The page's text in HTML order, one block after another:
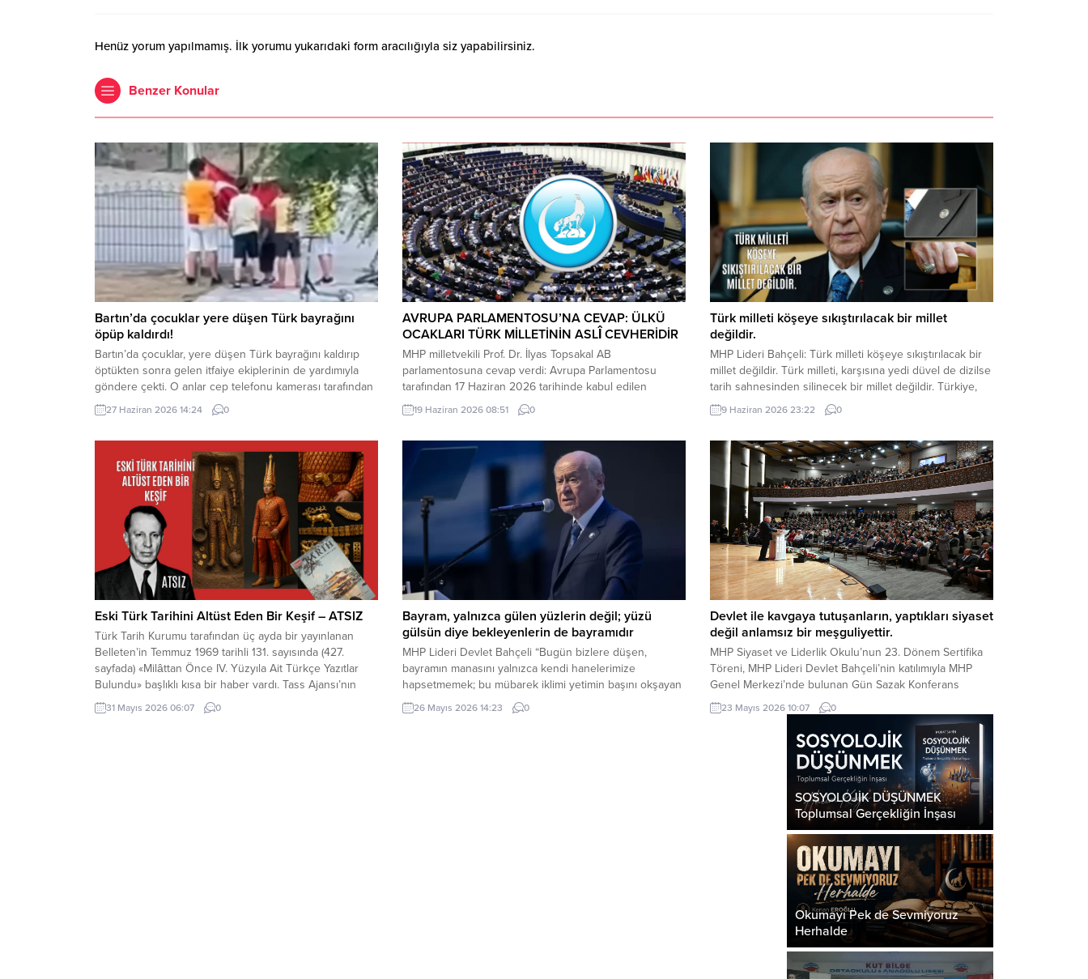
Henüz yorum yapılmamış. İlk yorumu yukarıdaki form aracılığıyla siz yapabilirsiniz.
Benzer Konular
Bartın’da çocuklar yere düşen Türk bayrağını
öpüp kaldırdı!
Bartın’da çocuklar, yere düşen Türk bayrağını kaldırıp
öptükten sonra gelen itfaiye ekiplerinin de yardımıyla
göndere çekti. O anlar cep telefonu kamerası tarafından
kaydedildi. Yerden kaldırıp öptüler Kemerköprü
Mahallesi’nde dün akşam saatlerinde Cumhuriyet Parkı
nedeniyle ipinin kopmasıyla yere düştü. Bu sırada parkta
oynayan çocuklar yere...
27 Haziran 2026 14:24 0
AVRUPA PARLAMENTOSU’NA CEVAP: ÜLKÜ
OCAKLARI TÜRK MİLLETİNİN ASLÎ CEVHERİDİR
MHP milletvekili Prof. Dr. İlyas Topsakal AB
parlamentosuna cevap verdi: Avrupa Parlamentosu
tarafından 17 Haziran 2026 tarihinde kabul edilen
Türkiye Raporu, teknik bir ilerleme belgesi olmaktan
ziyade, Türkiye-AB ilişkilerinin gerilimli fay hatlarını
alan bir siyasi pozisyon belgesi niteliğindedir. Raporun
içeriği, Türkiye’nin iç siyasi dengelerine...
19 Haziran 2026 08:51 0
Türk milleti köşeye sıkıştırılacak bir millet
değildir.
MHP Lideri Bahçeli: Türk milleti köşeye sıkıştırılacak bir
millet değildir. Türk milleti, karşısına yedi düvel de dizilse
tarih sahnesinden silinecek bir millet değildir. Türkiye,
ham hayaller kurulup çizilen haritaların kenarına
sıkıştırılacak, eline bir avuç toprak verilip denizlerinden
Grup Toplantısı’nda Türkiye’nin gündemine ve...
9 Haziran 2026 23:22 0
Eski Türk Tarihini Altüst Eden Bir Keşif – ATSIZ
Türk Tarih Kurumu tarafından üç ayda bir yayınlanan
Belleten’in Temmuz 1969 tarihli 131. sayısında (427.
sayfada) «Milâttan Önce IV. Yüzyıla Ait Türkçe Yazıtlar
Bulundu» başlıklı kısa bir haber vardı. Tass Ajansı’nın
Alma Ata kaynaklı bir haberinde, bu yazıtlarda yapılan
incelemelere göre, bunların Milât’tan Önce IV. Yüzyılda
31 Mayıs 2026 06:07 0
Bayram, yalnızca gülen yüzlerin değil; yüzü
gülsün diye bekleyenlerin de bayramıdır
MHP Lideri Devlet Bahçeli “Bugün bizlere düşen,
bayramın manasını yalnızca kendi hanelerimize
hapsetmemek; bu mübarek iklimi yetimin başını okşayan
ele, yoksulun sofrasına uzanan lokmaya, yaşlının duasını
alan güler yüze, yalnızın kapısını çalan muhabbete
26 Mayıs 2026 14:23 0
Devlet ile kavgaya tutuşanların, yaptıkları siyaset
değil anlamsız bir meşguliyettir.
MHP Siyaset ve Liderlik Okulu’nun 23. Dönem Sertifika
Töreni, MHP Lideri Devlet Bahçeli’nin katılımıyla MHP
Genel Merkezi’nde bulunan Gün Sazak Konferans
Salonu’nda gerçekleştirildi. Törende konuşan MHP Lideri
Devlet Bahçeli, gündeme ilişkin önemli
değerlendirmelerde bulundu: Değerli Dava
Arkadaşlarım, Muhterem Hanımefendiler, Beyefendiler,
Sertifika Almaya Hak Kazanmış Değerli Kardeşlerim,
Sayın Basın Mensupları, Türkçe...
23 Mayıs 2026 10:07 0
SOSYOLOJİK DÜŞÜNMEK
Toplumsal Gerçekliğin İnşası
Okumayı Pek de Sevmiyoruz
Herhalde